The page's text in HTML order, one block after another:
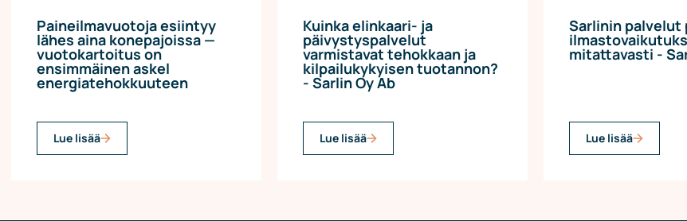
Paineilmavuotoja esiintyy
lähes aina konepajoissa —
vuotokartoitus on
ensimmäinen askel
energiatehokkuuteen
Lue lisää
Kuinka elinkaari- ja
päivystyspalvelut
varmistavat tehokkaan ja
kilpailukykyisen tuotannon?
- Sarlin Oy Ab
Lue lisää
Sarlinin palvelut
mitattavasti -
Lue lisää